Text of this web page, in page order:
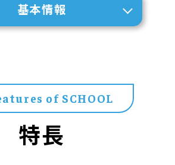
基本情報
of SCHOOL
特長